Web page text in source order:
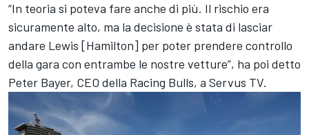
“In teoria si poteva fare anche di più. Il rischio era
sicuramente alto, ma la decisione è stata di lasciar
andare Lewis [Hamilton] per poter prendere controllo
della gara con entrambe le nostre vetture”, ha poi detto
Peter Bayer, CEO della Racing Bulls, a Servus TV.